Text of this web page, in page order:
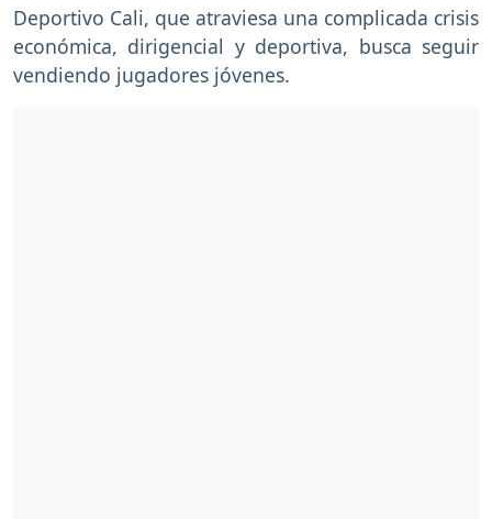
Deportivo Cali, que atraviesa una complicada crisis
económica, dirigencial y deportiva, busca seguir
vendiendo jugadores jóvenes.